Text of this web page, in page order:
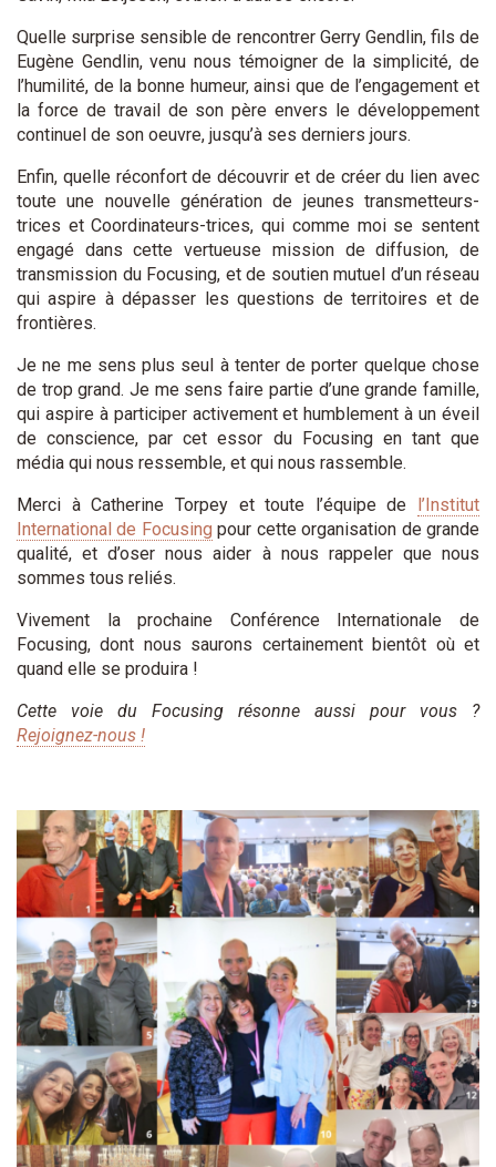
Quelle surprise sensible de rencontrer Gerry Gendlin, fils de
Eugène Gendlin, venu nous témoigner de la simplicité, de
l’humilité, de la bonne humeur, ainsi que de l’engagement et
la force de travail de son père envers le développement
continuel de son oeuvre, jusqu’à ses derniers jours.
Enfin, quelle réconfort de découvrir et de créer du lien avec
toute une nouvelle génération de jeunes transmetteurs-
trices et Coordinateurs-trices, qui comme moi se sentent
engagé dans cette vertueuse mission de diffusion, de
transmission du Focusing, et de soutien mutuel d’un réseau
qui aspire à dépasser les questions de territoires et de
frontières.
Je ne me sens plus seul à tenter de porter quelque chose
de trop grand. Je me sens faire partie d’une grande famille,
qui aspire à participer activement et humblement à un éveil
de conscience, par cet essor du Focusing en tant que
média qui nous ressemble, et qui nous rassemble.
Merci à Catherine Torpey et toute l’équipe de l’Institut
International de Focusing pour cette organisation de grande
qualité, et d’oser nous aider à nous rappeler que nous
sommes tous reliés.
Vivement la prochaine Conférence Internationale de
Focusing, dont nous saurons certainement bientôt où et
quand elle se produira !
Cette voie du Focusing résonne aussi pour vous ?
Rejoignez-nous !